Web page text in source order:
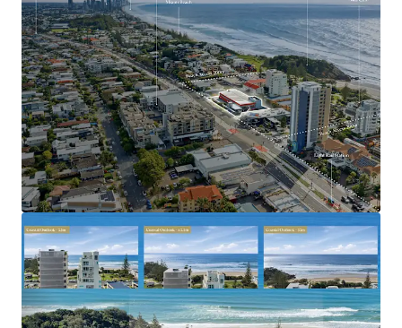
Positioned adjacent to the $1.55 billion Gold Coast
Light Rail Stage 3 corridor
Walking distance to the future Miami North Light
Rail Station
Located within one of the Gold Coast’s most
tightly held and rapidly gentrifying coastal
precincts
Benefiting from strong population growth, limited
future apartment supply and increasing residential
demand
2023–2031 Gold Coast Highway, Miami is offered for sale
via Expressions of Interest closing Thursday, 2 July 2026 at
5:00pm (AEST).